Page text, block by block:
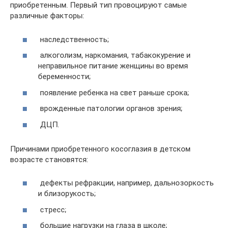
приобретенным. Первый тип провоцируют самые
различные факторы:
наследственность;
алкоголизм, наркомания, табакокурение и
неправильное питание женщины во время
беременности;
появление ребенка на свет раньше срока;
врожденные патологии органов зрения;
ДЦП.
Причинами приобретенного косоглазия в детском
возрасте становятся:
дефекты рефракции, например, дальнозоркость
и близорукость;
стресс;
большие нагрузки на глаза в школе;